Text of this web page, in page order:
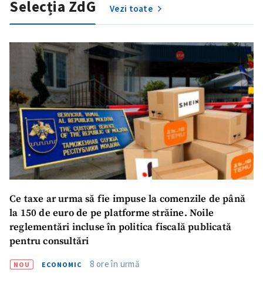
Selecția ZdG Vezi toate
Ce taxe ar urma să fie impuse la comenzile de până
la 150 de euro de pe platforme străine. Noile
reglementări incluse în politica fiscală publicată
pentru consultări
NOU ECONOMIC 8 ore în urmă